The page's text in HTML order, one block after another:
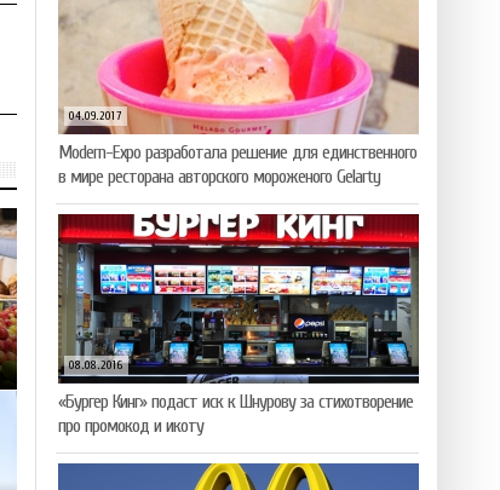
04.09.2017
Modern-Expo разработала решение для единственного
в мире ресторана авторского мороженого Gelarty
08.08.2016
«Бургер Кинг» подаст иск к Шнурову за стихотворение
про промокод и икоту